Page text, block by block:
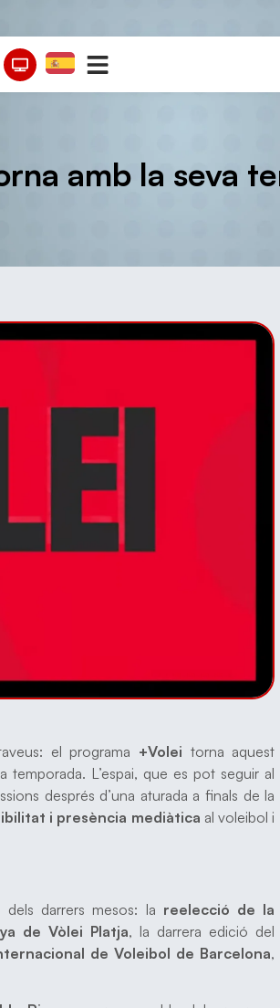
amb la seva
el programa +Volei torna aquest
temporada. L’espai, que es pot seguir al
després d’una aturada a finals de la
i presència mediàtica al voleibol i
darrers mesos: la reelecció de la
de Vòlei Platja, la darrera edició del
de Voleibol de Barcelona,